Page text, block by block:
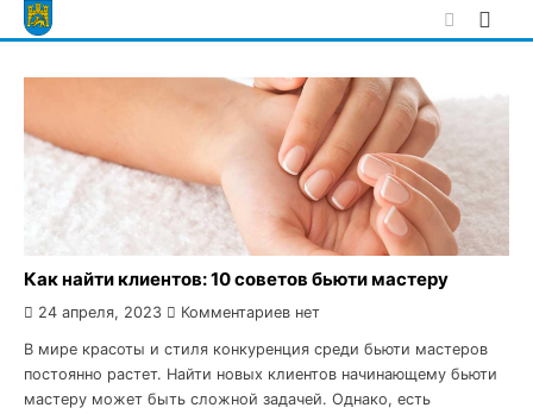
Skip
to
Как найти клиентов: 10 советов бьюти мастеру
24 апреля, 2023 Комментариев нет
В мире красоты и стиля конкуренция среди бьюти мастеров
постоянно растет. Найти новых клиентов начинающему бьюти
мастеру может быть сложной задачей. Однако, есть